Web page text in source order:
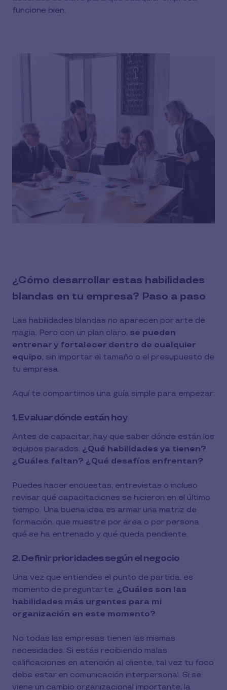
funcione bien.
¿Cómo desarrollar estas habilidades
blandas en tu empresa? Paso a paso
Las habilidades blandas no aparecen por arte de
magia. Pero con un plan claro, se pueden
entrenar y fortalecer dentro de cualquier
equipo, sin importar el tamaño o el presupuesto de
tu empresa.
Aquí te compartimos una guía simple para empezar:
1. Evaluar dónde están hoy
Antes de capacitar, hay que saber dónde están los
equipos parados. ¿Qué habilidades ya tienen?
¿Cuáles faltan? ¿Qué desafíos enfrentan?
Puedes hacer encuestas, entrevistas o incluso
revisar qué capacitaciones se hicieron en el último
tiempo. Una buena idea es armar una matriz de
formación, que muestre por área o por persona
qué se ha entrenado y qué queda pendiente.
2. Definir prioridades según el negocio
Una vez que entiendes el punto de partida, es
momento de preguntarte: ¿Cuáles son las
habilidades más urgentes para mi
organización en este momento?
No todas las empresas tienen las mismas
necesidades. Si estás recibiendo malas
calificaciones en atención al cliente, tal vez tu foco
debe estar en comunicación interpersonal. Si se
viene un cambio organizacional importante, la